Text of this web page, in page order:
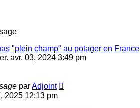
"plein champ" au potager en France
avr. 03, 2024 3:49 pm
parAdjoint
2025 12:13 pm